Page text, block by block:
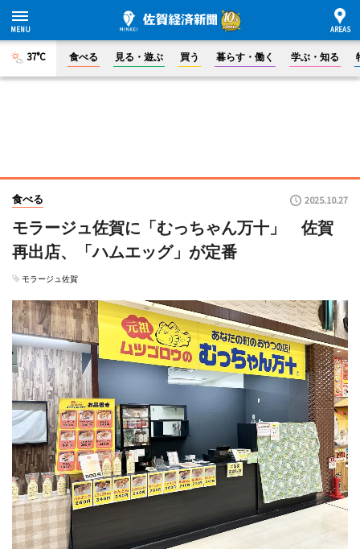
37°C 食べる 見る・遊ぶ 買う 暮らす・働く 学ぶ・知る
食べる 2025.10.27
モラージュ佐賀に「むっちゃん万十」 佐賀
再出店、「ハムエッグ」が定番
モラージュ佐賀